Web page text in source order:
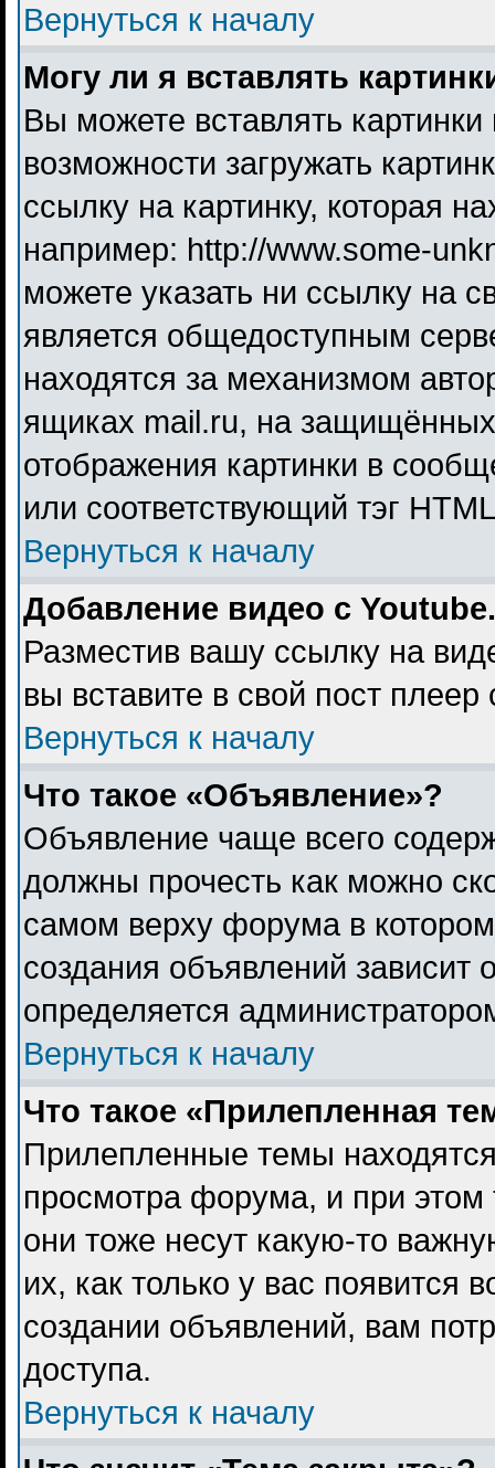
Вернуться к началу
Могу ли я вставлять
Вы можете вставлять
возможности загружать
ссылку на картинку, которая
например: http://www.some-
можете указать ни ссылку на
является общедоступным
находятся за механизмом
ящиках mail.ru, на
отображения картинки в
или соответствующий тэг
Вернуться к началу
Добавление видео с
Разместив вашу ссылку на
вы вставите в свой пост плеер
Вернуться к началу
Что такое «Объявление»?
Объявление чаще всего
должны прочесть как можно
самом верху форума в
создания объявлений зависит
определяется
Вернуться к началу
Что такое «Прилепленная
Прилепленные темы
просмотра форума, и при
они тоже несут какую-то
их, как только у вас появится
создании объявлений, вам
доступа.
Вернуться к началу